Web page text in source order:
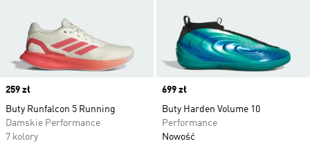
Price
259 zł
Buty Runfalcon 5 Running
Damskie Performance
7 kolory
Price
699 zł
Buty Harden Volume 10
Performance
Nowość